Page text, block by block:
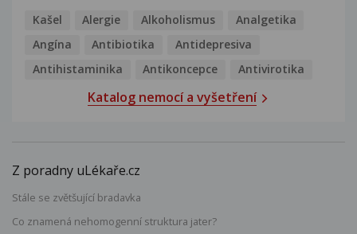
Kašel Alergie Alkoholismus
Analgetika
Angína
Antibiotika
Antidepresiva
Antihistaminika
Antikoncepce Antivirotika
Katalog nemocí a vyšetření
Z poradny uLékaře.cz
Stále se zvětšující bradavka
Co znamená nehomogenní struktura jater?